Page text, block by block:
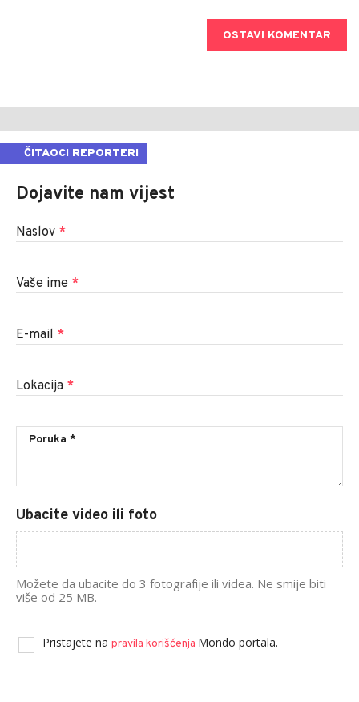
OSTAVI KOMENTAR
ČITAOCI REPORTERI
Dojavite nam vijest
Naslov *
Vaše ime *
E-mail *
Lokacija *
Ubacite video ili foto
Možete da ubacite do 3 fotografije ili videa. Ne smije biti
više od 25 MB.
Pristajete na pravila korišćenja Mondo portala.